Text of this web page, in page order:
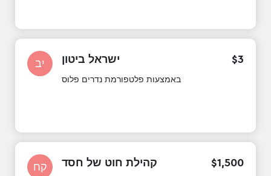
יב ישראל ביטון $3
באמצעות פלטפורמת נדרים פלוס
קח קהילת חוט של חסד $1,500